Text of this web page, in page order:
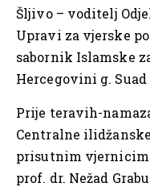
Šljivo – voditelj
Upravi za vjerske
sabornik Islamske
Hercegovini g. Suad
Prije teravih-
Centralne
prisutnim
prof. dr. Nežad